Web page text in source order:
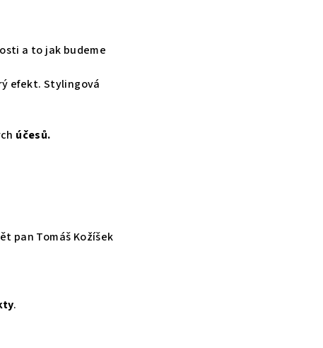
a to jak budeme
efekt. Stylingová
účesů.
pan Tomáš Kožíšek
.